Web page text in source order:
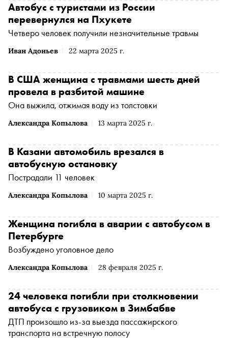
Иван Адоньев 22 марта 2025 г.
Автобус с туристами из России
перевернулся на Пхукете
Четверо человек получили незначительные травмы
Александра Копылова 13 марта 2025 г.
В США женщина с травмами шесть дней
провела в разбитой машине
Она выжила, отжимая воду из толстовки
Александра Копылова 10 марта 2025 г.
В Казани автомобиль врезался в
автобусную остановку
Пострадали 11 человек
Александра Копылова 28 февраля 2025 г.
Женщина погибла в аварии с автобусом в
Петербурге
Возбуждено уголовное дело
24 человека погибли при столкновении
автобуса с грузовиком в Зимбабве
ДТП произошло из-за выезда пассажирского
транспорта на встречную полосу